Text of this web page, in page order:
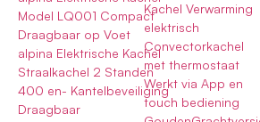
Model LQ001 Compact
Draagbaar op Voet
alpina Elektrische Kachel
Straalkachel 2 Standen
400 en- Kantelbeveiliging
Draagbaar
Kachel Verwarming
elektrisch
Convectorkachel
met thermostaat
Werkt via App en
touch bediening